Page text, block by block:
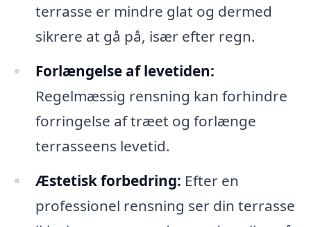
terrasse er mindre glat og dermed
sikrere at gå på, især efter regn.
Forlængelse af levetiden:
Regelmæssig rensning kan forhindre
forringelse af træet og forlænge
terrasseens levetid.
Æstetisk forbedring: Efter en
professionel rensning ser din terrasse